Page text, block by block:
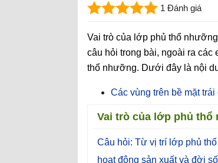
1 Đánh giá
Vai trò của lớp phủ thổ
câu hỏi trong bài, ngoài ra các
thổ nhưỡng. Dưới đây là nội
Các vùng trên bề mặt
Vai trò của lớp phủ thổ
Câu hỏi: Từ vị trí lớp phủ
hoạt động sản xuất và đời